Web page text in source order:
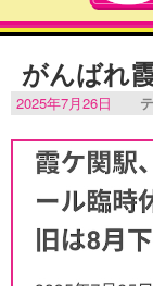
がんばれ
2025年7月26日